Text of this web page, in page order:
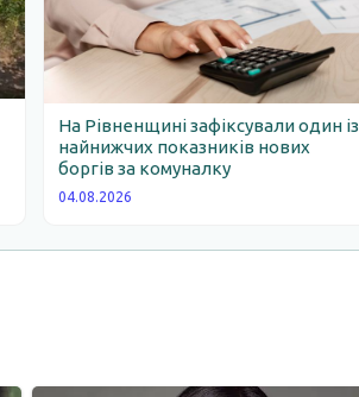
На Рівненщині зафіксували один із
найнижчих показників нових
боргів за комуналку
04.08.2026